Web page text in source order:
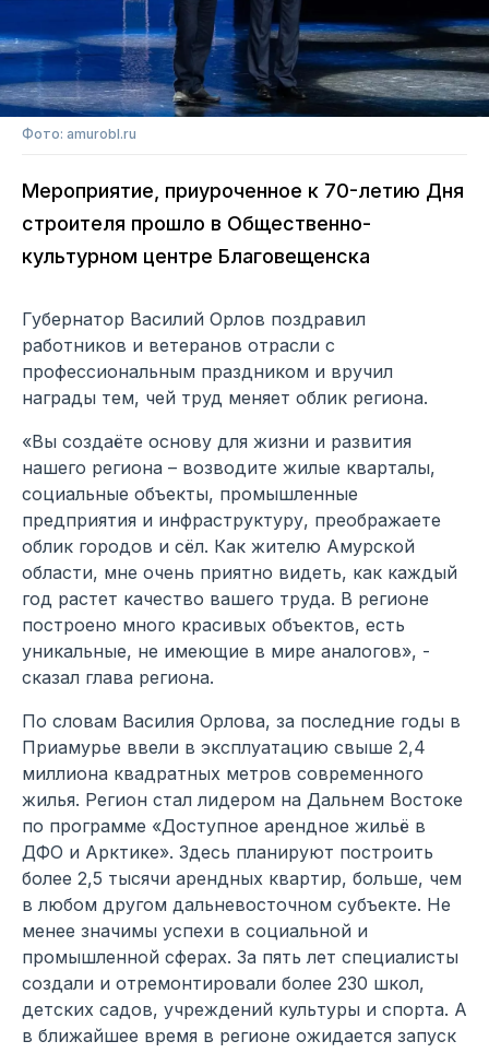
Фото: amurobl.ru
Мероприятие, приуроченное к 70-летию Дня
строителя прошло в Общественно-
культурном центре Благовещенска
Губернатор Василий Орлов поздравил
работников и ветеранов отрасли с
профессиональным праздником и вручил
награды тем, чей труд меняет облик региона.
«Вы создаёте основу для жизни и развития
нашего региона – возводите жилые кварталы,
социальные объекты, промышленные
предприятия и инфраструктуру, преображаете
облик городов и сёл. Как жителю Амурской
области, мне очень приятно видеть, как каждый
год растет качество вашего труда. В регионе
построено много красивых объектов, есть
уникальные, не имеющие в мире аналогов», -
сказал глава региона.
По словам Василия Орлова, за последние годы в
Приамурье ввели в эксплуатацию свыше 2,4
миллиона квадратных метров современного
жилья. Регион стал лидером на Дальнем Востоке
по программе «Доступное арендное жильё в
ДФО и Арктике». Здесь планируют построить
более 2,5 тысячи арендных квартир, больше, чем
в любом другом дальневосточном субъекте. Не
менее значимы успехи в социальной и
промышленной сферах. За пять лет специалисты
создали и отремонтировали более 230 школ,
детских садов, учреждений культуры и спорта. А
в ближайшее время в регионе ожидается запуск